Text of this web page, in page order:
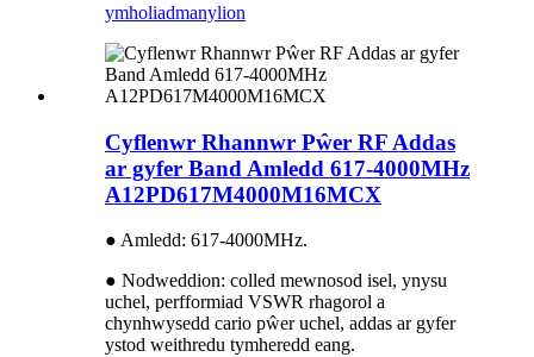
ymholiadmanylion
Cyflenwr Rhannwr Pŵer RF Addas
ar gyfer Band Amledd 617-4000MHz
A12PD617M4000M16MCX
● Amledd: 617-4000MHz.
● Nodweddion: colled mewnosod isel, ynysu
uchel, perfformiad VSWR rhagorol a
chynhwysedd cario pŵer uchel, addas ar gyfer
ystod weithredu tymheredd eang.